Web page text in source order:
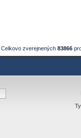
Celkovo zverejnených 83866